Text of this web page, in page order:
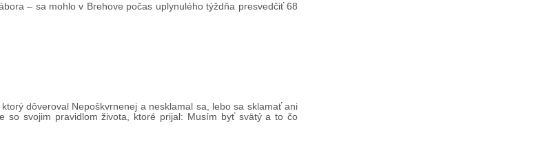
– sa mohlo v Brehove počas uplynulého týždňa presvedčiť 68
dôveroval Nepoškvrnenej a nesklamal sa, lebo sa sklamať ani
so svojim pravidlom života, ktoré prijal: Musím byť svätý a to čo